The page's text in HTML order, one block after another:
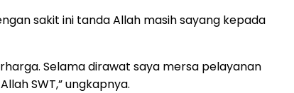
sakit ini tanda Allah masih sayang kepada
Selama dirawat saya mersa pelayanan
SWT,” ungkapnya.